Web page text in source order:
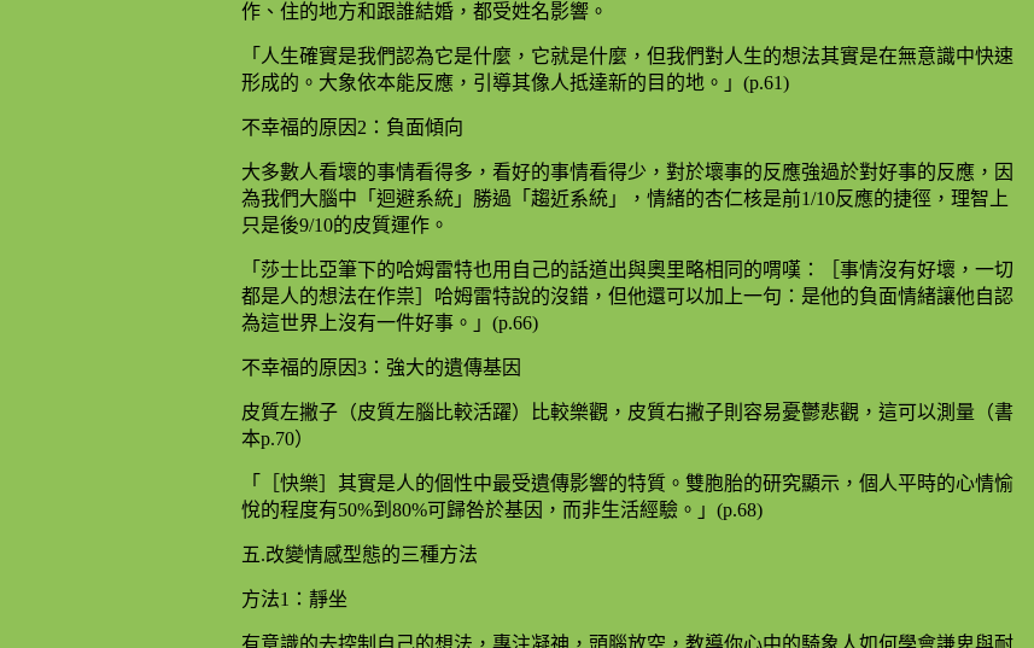
作、住的地方和跟誰結婚，都受姓名影響。
「人生確實是我們認為它是什麼，它就是什麼，但我們對人生的想法其實是在無意識中快速
形成的。大象依本能反應，引導其像人抵達新的目的地。」(p.61)
不幸福的原因2：負面傾向
大多數人看壞的事情看得多，看好的事情看得少，對於壞事的反應強過於對好事的反應，因
為我們大腦中「迴避系統」勝過「趨近系統」，情緒的杏仁核是前1/10反應的捷徑，理智上
只是後9/10的皮質運作。
「莎士比亞筆下的哈姆雷特也用自己的話道出與奧里略相同的喟嘆：［事情沒有好壞，一切
都是人的想法在作祟］哈姆雷特說的沒錯，但他還可以加上一句：是他的負面情緒讓他自認
為這世界上沒有一件好事。」(p.66)
不幸福的原因3：強大的遺傳基因
皮質左撇子（皮質左腦比較活躍）比較樂觀，皮質右撇子則容易憂鬱悲觀，這可以測量（書
本p.70）
「［快樂］其實是人的個性中最受遺傳影響的特質。雙胞胎的研究顯示，個人平時的心情愉
悅的程度有50%到80%可歸咎於基因，而非生活經驗。」(p.68)
五.改變情感型態的三種方法
方法1：靜坐
有意識的去控制自己的想法，專注凝神，頭腦放空，教導你心中的騎象人如何學會謙卑與耐